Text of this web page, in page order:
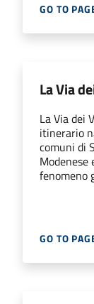
GO TO
La Via
La Via dei
itinerario
comuni di
Modenese
fenomeno
GO TO